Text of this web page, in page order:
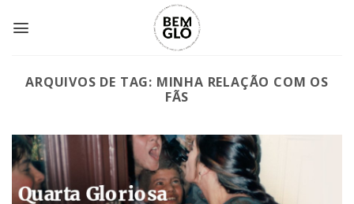
ARQUIVOS DE TAG: MINHA RELAÇÃO COM OS
FÃS